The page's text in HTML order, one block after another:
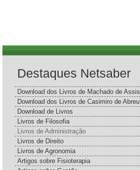
Destaques Netsaber
Download dos Livros de Machado de Assis
Download dos Livros de Casimiro de Abreu
Download de Livros
Livros de Filosofia
Livros de Administração
Livros de Direito
Livros de Agronomia
Artigos sobre Fisioterapia